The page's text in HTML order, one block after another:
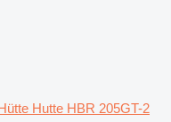
Hutte HBR 205GT-2